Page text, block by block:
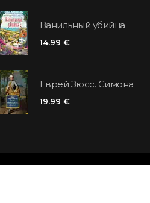
Ванильный убийца
14.99 €
Еврей Зюсс. Симона
19.99 €